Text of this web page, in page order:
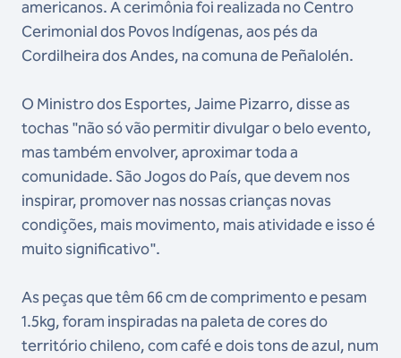
americanos. A cerimônia foi realizada no Centro
Cerimonial dos Povos Indígenas, aos pés da
Cordilheira dos Andes, na comuna de Peñalolén.
O Ministro dos Esportes, Jaime Pizarro, disse as
tochas "não só vão permitir divulgar o belo evento,
mas também envolver, aproximar toda a
comunidade. São Jogos do País, que devem nos
inspirar, promover nas nossas crianças novas
condições, mais movimento, mais atividade e isso é
muito significativo".
As peças que têm 66 cm de comprimento e pesam
1.5kg, foram inspiradas na paleta de cores do
território chileno, com café e dois tons de azul, num